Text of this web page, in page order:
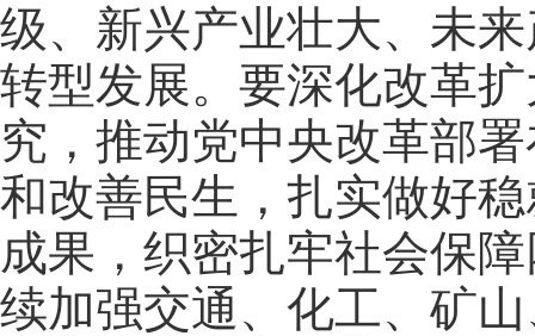
级、新兴产业壮大、未
转型发展。要深化改革
究，推动党中央改革部
和改善民生，扎实做好
成果，织密扎牢社会保
续加强交通、化工、矿